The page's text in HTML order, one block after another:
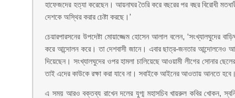
হাফেজদের হত্যা করেছেন। আয়নাঘর তৈরি করে বছরের পর বছর বিরোধী
দেশকে অস্থির করার চেষ্টা করছে।’
চেয়ারপারসনের উপদেষ্টা মোয়াজ্জেম হোসেন আলাল বলেন, ‘সংখ্যালঘুদের
করে আন্দোলন করে। তা দেশবাসী জানে। এবার ছাত্র-জনতার আন্দোলনেও
দিয়েছেন। সংখ্যালঘুদের ওপর হামলা চালিয়েছে আওয়ামী লীগের সোনার
তাই এদের কাউকে রক্ষা করা যাবে না। সবাইকে আইনের আওতায় আনতে
এ সময় আরও বক্তব্য রাখেন দলের যুগ্ম মহাসচিব খায়রুল কবির খোকন,